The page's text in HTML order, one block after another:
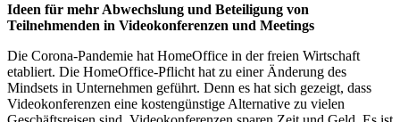
Ideen für mehr Abwechslung und Beteiligung von
Teilnehmenden in Videokonferenzen und Meetings
Die Corona-Pandemie hat HomeOffice in der freien Wirtschaft
etabliert. Die HomeOffice-Pflicht hat zu einer Änderung des
Mindsets in Unternehmen geführt. Denn es hat sich gezeigt, dass
Videokonferenzen eine kostengünstige Alternative zu vielen